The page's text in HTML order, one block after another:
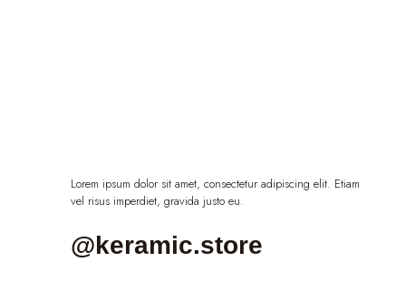
Lorem ipsum dolor sit amet, consectetur adipiscing elit. Etiam
vel risus imperdiet, gravida justo eu.
@keramic.store